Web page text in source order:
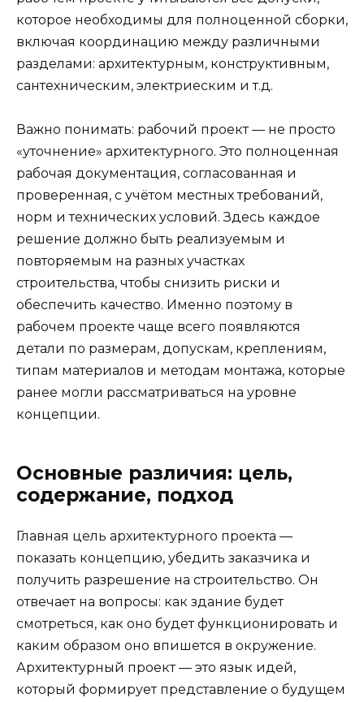
которое необходимы для полноценной сборки,
включая координацию между различными
разделами: архитектурным, конструктивным,
сантехническим, электриеским и т.д.
Важно понимать: рабочий проект — не просто
«уточнение» архитектурного. Это полноценная
рабочая документация, согласованная и
проверенная, с учётом местных требований,
норм и технических условий. Здесь каждое
решение должно быть реализуемым и
повторяемым на разных участках
строительства, чтобы снизить риски и
обеспечить качество. Именно поэтому в
рабочем проекте чаще всего появляются
детали по размерам, допускам, креплениям,
типам материалов и методам монтажа, которые
ранее могли рассматриваться на уровне
концепции.
Основные различия: цель,
содержание, подход
Главная цель архитектурного проекта —
показать концепцию, убедить заказчика и
получить разрешение на строительство. Он
отвечает на вопросы: как здание будет
смотреться, как оно будет функционировать и
каким образом оно впишется в окружение.
Архитектурный проект — это язык идей,
который формирует представление о будущем